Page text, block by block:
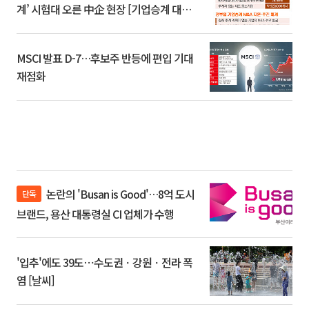
계’ 시험대 오른 中企 현장 [기업승계 대전
MSCI 발표 D-7…후보주 반등에 편입 기대
재점화
단독
브랜드, 용산 대통령실 CI 업체가 수행
'입추'에도 39도⋯수도권ㆍ강원ㆍ전라 폭
염 [날씨]